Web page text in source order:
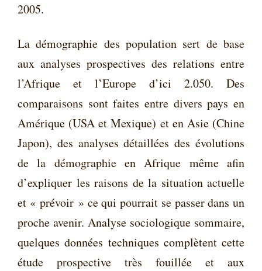
2005.
La démographie des population sert de base
aux analyses prospectives des relations entre
l’Afrique et l’Europe d’ici 2.050. Des
comparaisons sont faites entre divers pays en
Amérique (USA et Mexique) et en Asie (Chine
Japon), des analyses détaillées des évolutions
de la démographie en Afrique même afin
d’expliquer les raisons de la situation actuelle
et « prévoir » ce qui pourrait se passer dans un
proche avenir. Analyse sociologique sommaire,
quelques données techniques complètent cette
étude prospective très fouillée et aux